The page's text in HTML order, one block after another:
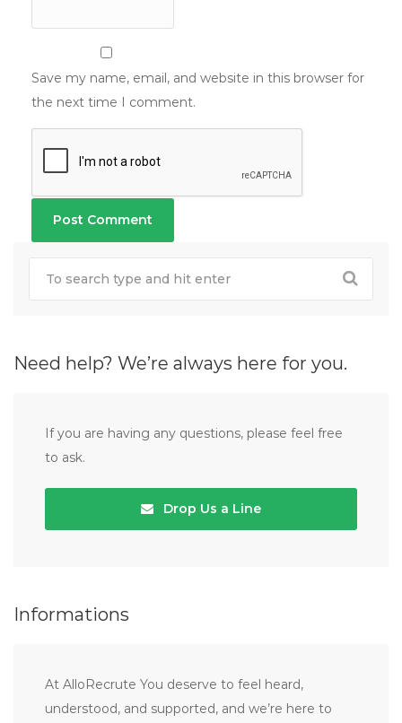
Save my name, email, and website in this browser for
the next time I comment.
Need help? We’re always here for you.
If you are having any questions, please feel free
to ask.
Drop Us a Line
Informations
At AlloRecrute You deserve to feel heard,
understood, and supported, and we’re here to